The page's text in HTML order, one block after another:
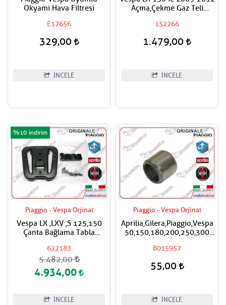
Okyami Hava Filtresi
E17656
329,00
İNCELE
Açma,Çekme Gaz Teli
152266
1.479,00
İNCELE
Piaggio - Vespa Orjinal
Vespa LX ,LXV ,S 125,150
Çanta Bağlama Tabla
622183
%10
5.482,00
4.934,00
İNCELE
Piaggio - Vespa Orjinal
Aprilia,Gilera,Piaggio,Vespa
50,150,180,200,250,300
Fiyatıdır
B015957
55,00
İNCELE